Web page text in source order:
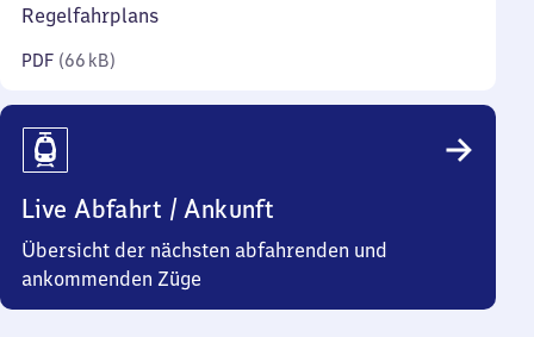
Regelfahrplans
PDF (66 kB)
Live Abfahrt / Ankunft
Übersicht der nächsten abfahrenden und
ankommenden Züge